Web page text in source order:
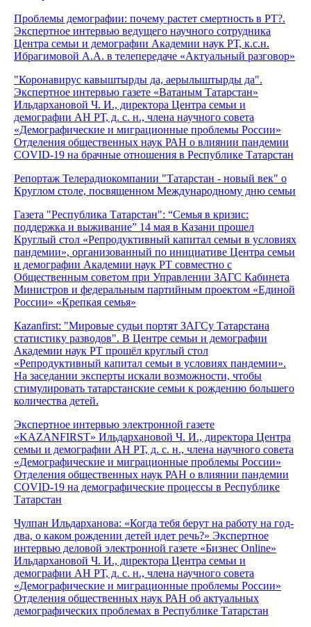
Проблемы демографии: почему растет смертность в РТ?.
Экспертное интервью ведущего научного сотрудника
Центра семьи и демографии Академии наук РТ, к.с.н.
Ибрагимовой А.А. в телепередаче «Актуальный разговор»
"Коронавирус кавыштырды да, аерылыштырды да".
Экспертное интервью газете «Ватаным Татарстан»
Ильдархановой Ч. И., директора Центра семьи и
демографии АН РТ, д. с. н., члена научного совета
«Демографические и миграционные проблемы России»
Отделения общественных наук РАН о влиянии пандемии
COVID-19 на брачные отношения в Республике Татарстан
Репортаж Телерадиокомпании "Татарстан - новый век" о
Круглом столе, посвященном Международному дню семьи
Газета "Республика Татарстан": “Семья в кризис:
поддержка и выживание” 14 мая в Казани прошел
Круглый стол «Репродуктивный капитал семьи в условиях
пандемии», организованный по инициативе Центра семьи
и демографии Академии наук РТ совместно с
Общественным советом при Управлении ЗАГС Кабинета
Министров и федеральным партийным проектом «Единой
России» «Крепкая семья»
Кazanfirst: "Мировые судьи портят ЗАГСу Татарстана
статистику разводов". В Центре семьи и демографии
Академии наук РТ прошёл круглый стол
«Репродуктивный капитал семьи в условиях пандемии».
На заседании эксперты искали возможности, чтобы
стимулировать татарстанские семьи к рождению большего
количества детей.
Экспертное интервью электронной газете
«KAZANFIRST» Ильдархановой Ч. И., директора Центра
семьи и демографии АН РТ, д. с. н., члена научного совета
«Демографические и миграционные проблемы России»
Отделения общественных наук РАН о влиянии пандемии
COVID-19 на демографические процессы в Республике
Татарстан
Чулпан Ильдарханова: «Когда тебя берут на работу на год-
два, о каком рождении детей идет речь?» Экспертное
интервью деловой электронной газете «Бизнес Online»
Ильдархановой Ч. И., директора Центра семьи и
демографии АН РТ, д. с. н., члена научного совета
«Демографические и миграционные проблемы России»
Отделения общественных наук РАН об актуальных
демографических проблемах в Республике Татарстан